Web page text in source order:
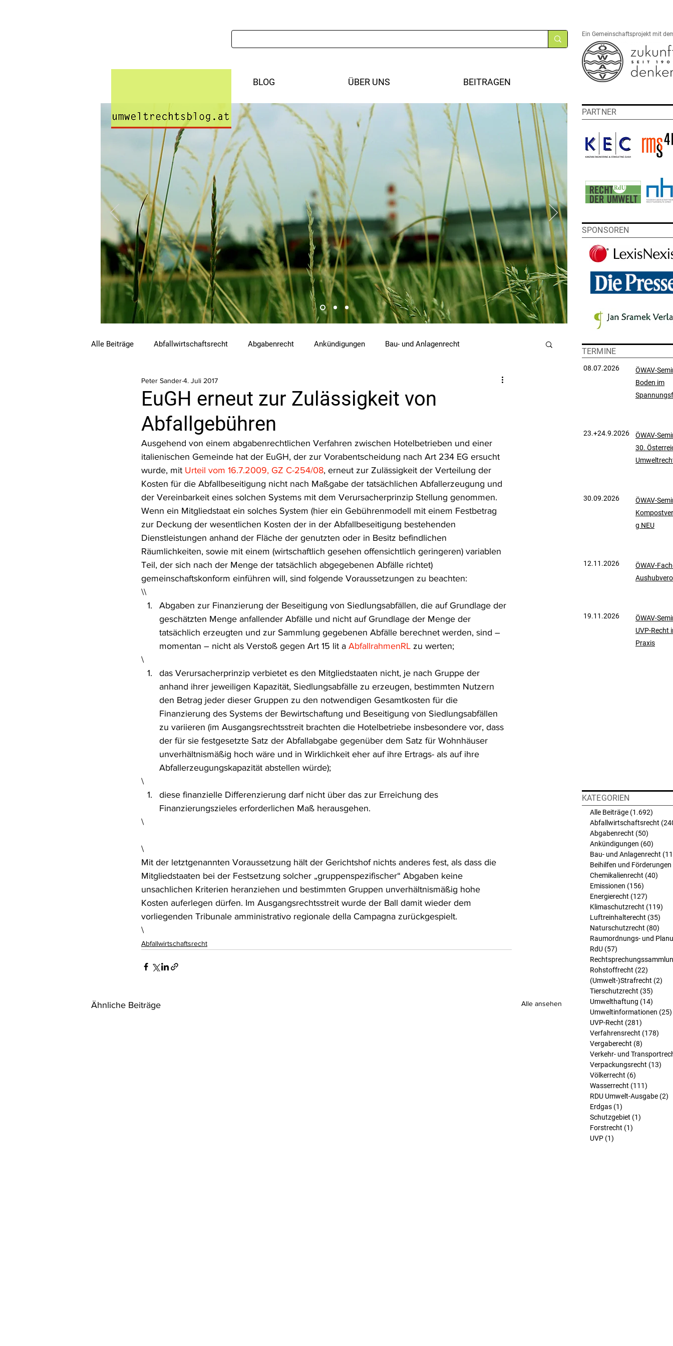
BLOG ÜBER UNS BEITRAGEN
Ein Gemeinschaftsprojekt mit
Alle Beiträge Abfallwirtschaftsrecht Abgabenrecht Ankündigungen Bau- und Anlagenrecht
Beihilfen und Förderungen
Luftreinhalterecht Naturschutzrecht Raumordnungs- und Planungsrecht
Verkehr- und Transportrecht Verpackungsrecht Völkerrecht
Wasserrecht RDU Umwelt-Ausgabe Erdgas Schutzgebiet Forstrecht
EuGH erneut zur Zulässigkeit von
Abfallgebühren
Peter Sander4. Juli 2017
Ausgehend von einem abgabenrechtlichen Verfahren zwischen Hotelbetrieben und einer
italienischen Gemeinde hat der EuGH, der zur Vorabentscheidung nach Art 234 EG ersucht
wurde, mit Urteil vom 16.7.2009, GZ C-254/08, erneut zur Zulässigkeit der Verteilung der
Kosten für die Abfallbeseitigung nicht nach Maßgabe der tatsächlichen Abfallerzeugung und
der Vereinbarkeit eines solchen Systems mit dem Verursacherprinzip Stellung genommen.
Wenn ein Mitgliedstaat ein solches System (hier ein Gebührenmodell mit einem Festbetrag
zur Deckung der wesentlichen Kosten der in der Abfallbeseitigung bestehenden
Dienstleistungen anhand der Fläche der genutzten oder in Besitz befindlichen
Räumlichkeiten, sowie mit einem (wirtschaftlich gesehen offensichtlich geringeren) variablen
Teil, der sich nach der Menge der tatsächlich abgegebenen Abfälle richtet)
gemeinschaftskonform einführen will, sind folgende Voraussetzungen zu beachten:
\\
Abgaben zur Finanzierung der Beseitigung von Siedlungsabfällen, die auf Grundlage der
geschätzten Menge anfallender Abfälle und nicht auf Grundlage der Menge der
tatsächlich erzeugten und zur Sammlung gegebenen Abfälle berechnet werden, sind –
momentan – nicht als Verstoß gegen Art 15 lit a AbfallrahmenRL zu werten;
\
das Verursacherprinzip verbietet es den Mitgliedstaaten nicht, je nach Gruppe der
anhand ihrer jeweiligen Kapazität, Siedlungsabfälle zu erzeugen, bestimmten Nutzern
den Betrag jeder dieser Gruppen zu den notwendigen Gesamtkosten für die
Finanzierung des Systems der Bewirtschaftung und Beseitigung von Siedlungsabfällen
zu variieren (im Ausgangsrechtsstreit brachten die Hotelbetriebe insbesondere vor, dass
der für sie festgesetzte Satz der Abfallabgabe gegenüber dem Satz für Wohnhäuser
unverhältnismäßig hoch wäre und in Wirklichkeit eher auf ihre Ertrags- als auf ihre
Abfallerzeugungskapazität abstellen würde);
\
diese finanzielle Differenzierung darf nicht über das zur Erreichung des
Finanzierungszieles erforderlichen Maß herausgehen.
\
\
Mit der letztgenannten Voraussetzung hält der Gerichtshof nichts anderes fest, als dass die
Mitgliedstaaten bei der Festsetzung solcher „gruppenspezifischer“ Abgaben keine
unsachlichen Kriterien heranziehen und bestimmten Gruppen unverhältnismäßig hohe
Kosten auferlegen dürfen. Im Ausgangsrechtsstreit wurde der Ball damit wieder dem
vorliegenden Tribunale amministrativo regionale della Campagna zurückgespielt.
\
Abfallwirtschaftsrecht
Ähnliche Beiträge Alle ansehen
Alle Beiträge (1.692)
Abfallwirtschaftsrecht
Abgabenrecht (50)
Ankündigungen (60)
Bau- und Anlagenrecht
Beihilfen und Förderungen
Chemikalienrecht (40)
Emissionen (156)
Energierecht (127)
Klimaschutzrecht (119)
Luftreinhalterecht (35)
Naturschutzrecht (80)
Raumordnungs- und
RdU (57)
Rohstoffrecht (22)
(Umwelt-)Strafrecht (2)
Tierschutzrecht (35)
Umwelthaftung (14)
Umweltinformationen (25)
UVP-Recht (281)
Verfahrensrecht (178)
Vergaberecht (8)
Verkehr- und
Verpackungsrecht (13)
Völkerrecht (6)
Wasserrecht (111)
RDU Umwelt-Ausgabe (2)
Erdgas (1)
Schutzgebiet (1)
Forstrecht (1)
UVP (1)
08.07.2026
ÖWAV-
Boden im
23.+24.9.2026
ÖWAV-
30.
30.09.2026
ÖWAV-
g NEU
12.11.2026
ÖWAV-
19.11.2026
ÖWAV-
UVP-Recht
Praxis
PARTNER
TERMINE
SPONSOREN
KATEGORIEN